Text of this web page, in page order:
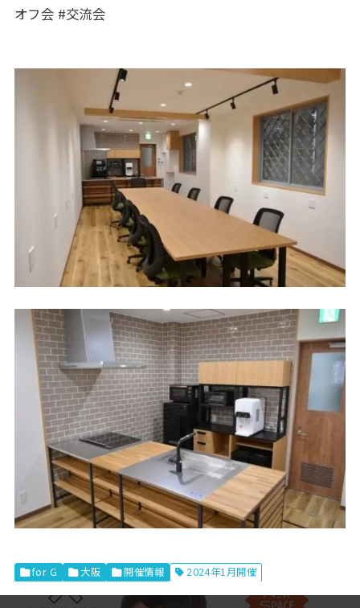
オフ会 #交流会
for G 大阪 開催情報 2024年1月開催